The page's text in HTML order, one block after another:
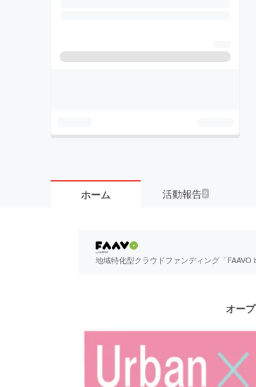
ホーム 活動報告2
地域特化型クラウドファンディング「FAAVO
オー